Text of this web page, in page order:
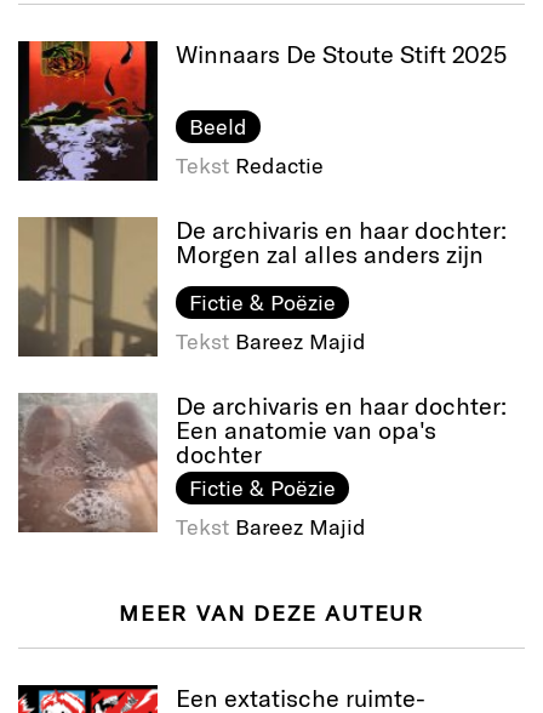
Winnaars De Stoute Stift 2025
Beeld
Tekst Redactie
De archivaris en haar dochter:
Morgen zal alles anders zijn
Fictie & Poëzie
Tekst Bareez Majid
De archivaris en haar dochter:
Een anatomie van opa's
dochter
Fictie & Poëzie
Tekst Bareez Majid
MEER VAN DEZE AUTEUR
Een extatische ruimte-